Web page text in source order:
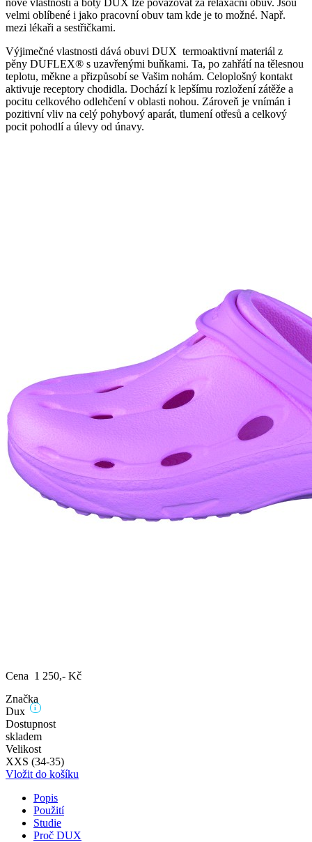
velmi oblíbené i jako pracovní obuv tam kde je to možné. Např.
mezi lékaři a sestřičkami.
Výjimečné vlastnosti dává obuvi DUX termoaktivní materiál z
pěny DUFLEX® s uzavřenými buňkami. Ta, po zahřátí na tělesnou
teplotu, měkne a přizpůsobí se Vašim nohám. Celoplošný kontakt
aktivuje receptory chodidla. Dochází k lepšímu rozložení zátěže a
pocitu celkového odlehčení v oblasti nohou. Zároveň je vnímán i
pozitivní vliv na celý pohybový aparát, tlumení otřesů a celkový
pocit pohodlí a úlevy od únavy.
Cena 1 250,- Kč
Značka
Dux
i
Dostupnost
skladem
Velikost
XXS (34-35)
Vložit do košíku
Popis
Použití
Studie
Proč DUX